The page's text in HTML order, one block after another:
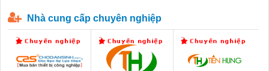
Nhà cung cấp chuyên nghiệp